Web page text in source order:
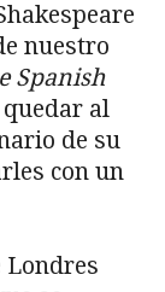
nuestro
Spanish
al
de su
con un
Londres